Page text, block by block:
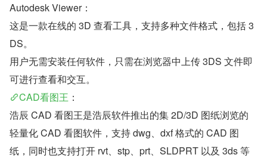
Autodesk Viewer：
这是一款在线的 3D 查看工具，支持多种文件格式，包括 3
DS。
用户无需安装任何软件，只需在浏览器中上传 3DS 文件即
可进行查看和交互。
CAD看图王 ：
浩辰 CAD 看图王是浩辰软件推出的集 2D/3D 图纸浏览的
轻量化 CAD 看图软件，支持 dwg、dxf 格式的 CAD 图
纸，同时也支持打开 rvt、stp、prt、SLDPRT 以及 3ds 等